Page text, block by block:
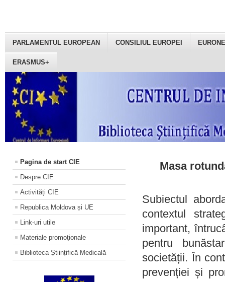
PARLAMENTUL EUROPEAN CONSILIUL EUROPEI
ERASMUS+
Pagina de start CIE
Despre CIE
Activități CIE
Republica Moldova și UE
Link-uri utile
Materiale promoţionale
Biblioteca Științifică Medicală
Masa
Subiectul
contextul
important,
pentru
societății. În
prevenției și